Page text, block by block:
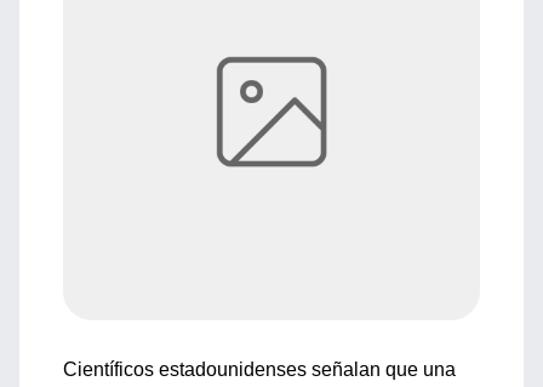
Científicos estadounidenses señalan que una